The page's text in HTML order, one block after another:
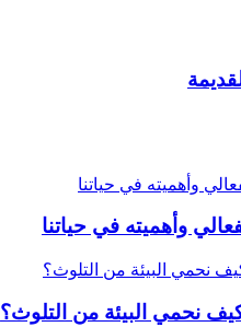
وأهميته في حياتنا
كيف نحمي البيئة من التلوث؟